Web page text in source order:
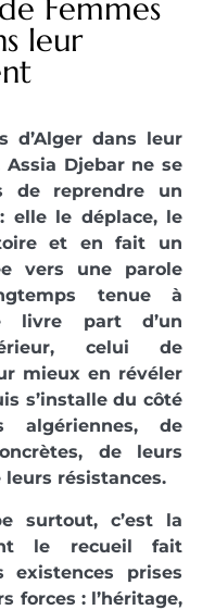
Femmes
leur
d’Alger dans leur
Djebar ne se
de reprendre un
elle le déplace, le
et en fait un
vers une parole
tenue à
livre part d’un
celui de
mieux en révéler
s’installe du côté
algériennes, de
de leurs
leurs résistances.
surtout, c’est la
le recueil fait
existences prises
forces : l’héritage,